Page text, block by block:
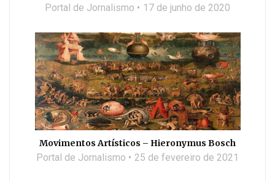
Portal de Jornalismo 17 de junho de 2020
Movimentos Artísticos – Hieronymus Bosch
Portal de Jornalismo 25 de fevereiro de 2021